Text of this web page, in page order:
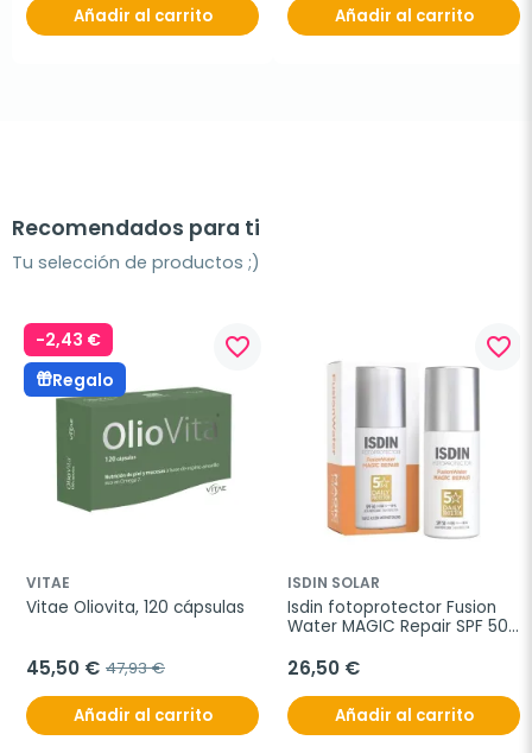
Añadir al carrito Añadir al carrito
Recomendados para ti
Tu selección de productos ;)
-2,43 €
Regalo
favorite_border
VITAE
Vitae Oliovita, 120 cápsulas
45,50 € 47,93 €
Añadir al carrito
favorite_border
ISDIN SOLAR
Isdin fotoprotector Fusion
Water MAGIC Repair SPF 50,
26,50 €
Añadir al carrito